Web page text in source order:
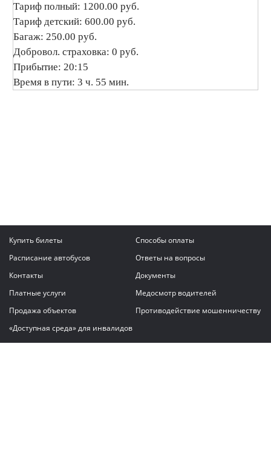
Тариф полный: 1200.00 руб.
Тариф детский: 600.00 руб.
Багаж: 250.00 руб.
Добровол. страховка: 0 руб.
Прибытие: 20:15
Время в пути: 3 ч. 55 мин.
Купить билеты
Способы оплаты
Расписание автобусов
Ответы на вопросы
Контакты
Документы
Платные услуги
Медосмотр водителей
Продажа объектов
Противодействие мошенничеству
«Доступная среда» для инвалидов